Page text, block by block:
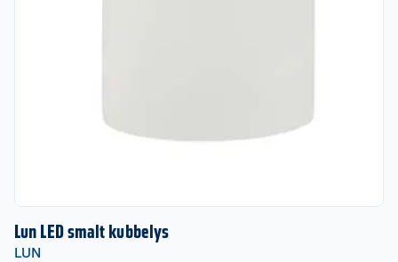
Lun LED smalt kubbelys
LUN